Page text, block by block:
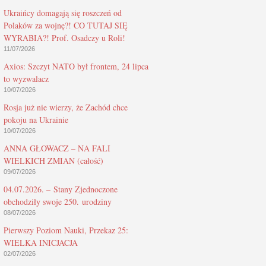
Ukraińcy domagają się roszczeń od
Polaków za wojnę?! CO TUTAJ SIĘ
WYRABIA?! Prof. Osadczy u Roli!
11/07/2026
Axios: Szczyt NATO był frontem, 24 lipca
to wyzwalacz
10/07/2026
Rosja już nie wierzy, że Zachód chce
pokoju na Ukrainie
10/07/2026
ANNA GŁOWACZ – NA FALI
WIELKICH ZMIAN (całość)
09/07/2026
04.07.2026. – Stany Zjednoczone
obchodziły swoje 250. urodziny
08/07/2026
Pierwszy Poziom Nauki, Przekaz 25:
WIELKA INICJACJA
02/07/2026